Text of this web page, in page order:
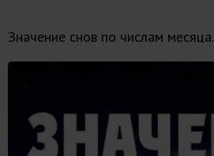
Значение снов по числам месяца.